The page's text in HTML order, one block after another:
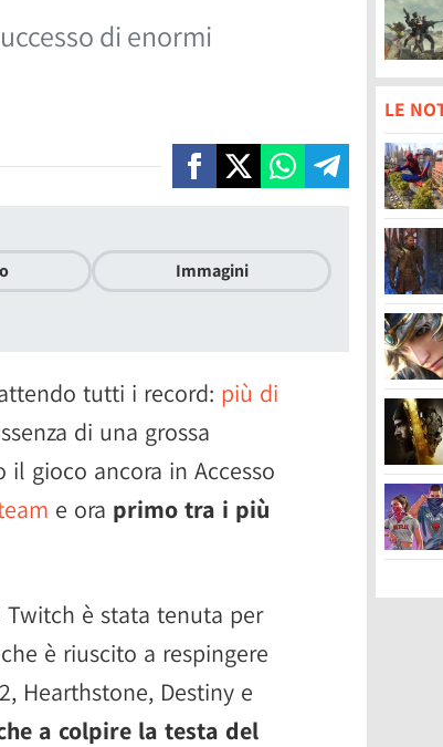
di enormi
Immagini
tutti i record: più di
di una grossa
gioco ancora in Accesso
e ora primo tra i più
è stata tenuta per
è riuscito a respingere
Hearthstone, Destiny e
a colpire la testa del
LE